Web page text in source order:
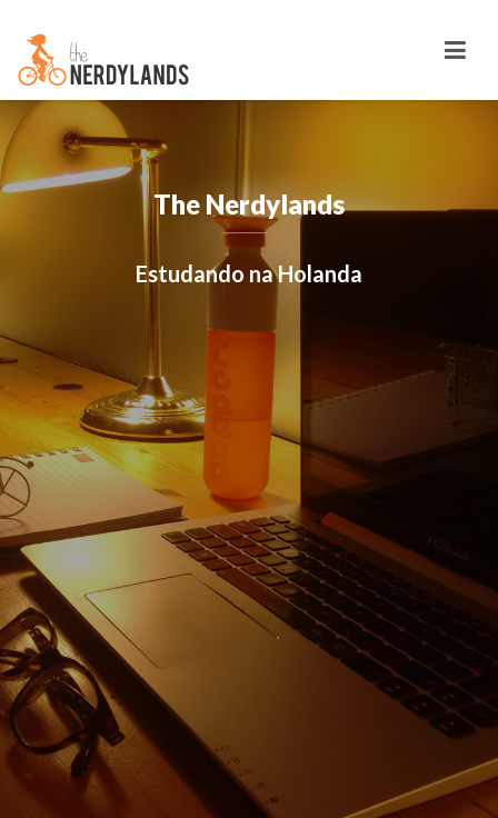
The Nerdylands
Estudando na Holanda